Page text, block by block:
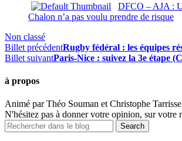
DFCO – AJA :
Chalon n’a pas voulu prendre de risque
Non classé
Billet précédentRugby fédéral : les équipes
Billet suivantParis-Nice : suivez la 3e étape
à propos
Animé par Théo Souman et Christophe
N'hésitez pas à donner votre opinion, sur votre